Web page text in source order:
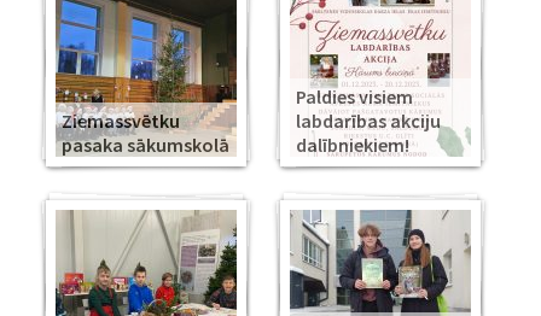
Ziemassvētku
pasaka sākumskolā
Paldies visiem
labdarības akciju
dalībniekiem!